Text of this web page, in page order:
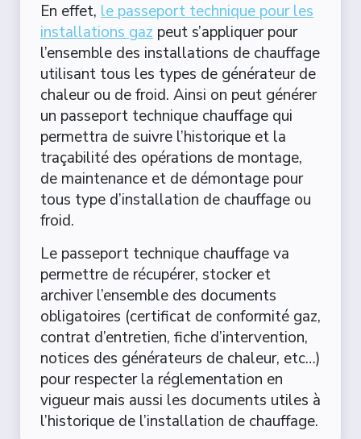
En effet, le passeport technique pour les
installations gaz peut s’appliquer pour
l’ensemble des installations de chauffage
utilisant tous les types de générateur de
chaleur ou de froid. Ainsi on peut générer
un passeport technique chauffage qui
permettra de suivre l’historique et la
traçabilité des opérations de montage,
de maintenance et de démontage pour
tous type d’installation de chauffage ou
froid.
Le passeport technique chauffage va
permettre de récupérer, stocker et
archiver l’ensemble des documents
obligatoires (certificat de conformité gaz,
contrat d’entretien, fiche d’intervention,
notices des générateurs de chaleur, etc…)
pour respecter la réglementation en
vigueur mais aussi les documents utiles à
l’historique de l’installation de chauffage.